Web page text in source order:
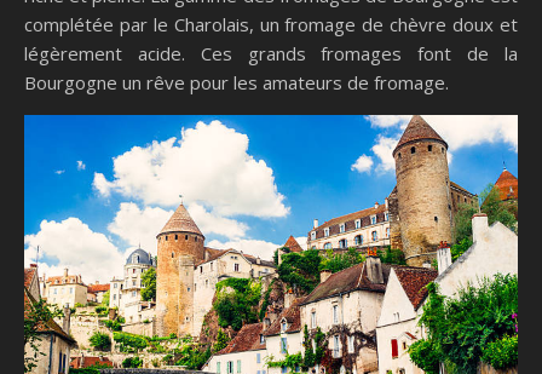
complétée par le Charolais, un fromage de chèvre doux et
légèrement acide. Ces grands fromages font de la
Bourgogne un rêve pour les amateurs de fromage.